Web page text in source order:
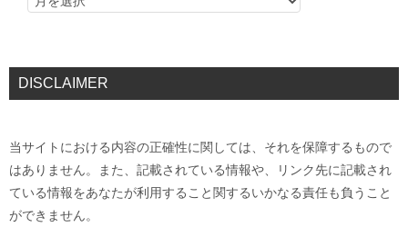
DISCLAIMER
当サイトにおける内容の正確性に関しては、それを保障するもので
はありません。また、記載されている情報や、リンク先に記載され
ている情報をあなたが利用すること関するいかなる責任も負うこと
ができません。